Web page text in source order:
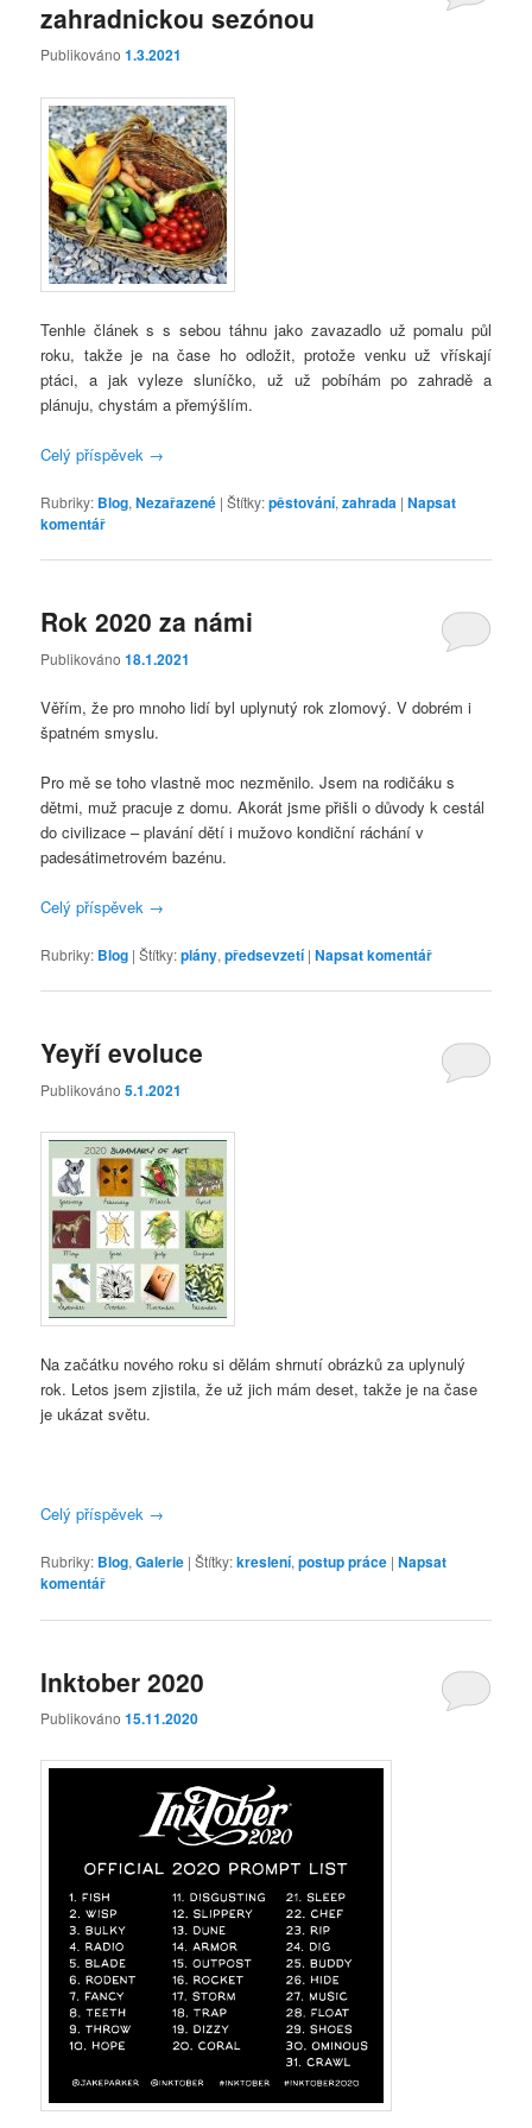
zahradnickou sezónou
Publikováno1.3.2021
Tenhle článek s s sebou táhnu jako zavazadlo už pomalu půl
roku, takže je na čase ho odložit, protože venku už vřískají
ptáci, a jak vyleze sluníčko, už už pobíhám po zahradě a
plánuju, chystám a přemýšlím.
Celý příspěvek →
Rubriky: Blog,Nezařazené |Štítky:pěstování,zahrada |Napsat
komentář
Rok 2020 za námi
Publikováno18.1.2021
Věřím, že pro mnoho lidí byl uplynutý rok zlomový. V dobrém i
špatném smyslu.
Pro mě se toho vlastně moc nezměnilo. Jsem na rodičáku s
dětmi, muž pracuje z domu. Akorát jsme přišli o důvody k cestál
do civilizace – plavání dětí i mužovo kondiční ráchání v
padesátimetrovém bazénu.
Celý příspěvek →
Rubriky: Blog |Štítky:plány,předsevzetí |Napsat komentář
Yeyří evoluce
Publikováno5.1.2021
Na začátku nového roku si dělám shrnutí obrázků za uplynulý
rok. Letos jsem zjistila, že už jich mám deset, takže je na čase
je ukázat světu.
Celý příspěvek →
Rubriky: Blog,Galerie |Štítky:kreslení,postup práce |Napsat
komentář
Inktober 2020
Publikováno15.11.2020